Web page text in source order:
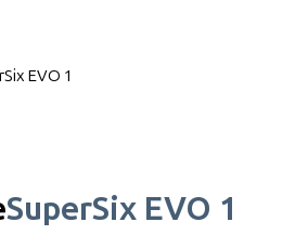
EVO 1
SuperSix EVO 1